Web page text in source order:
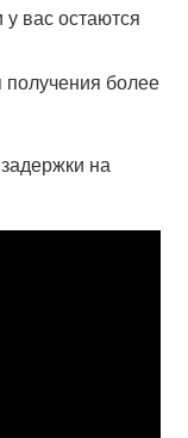
вас остаются
получения более
на